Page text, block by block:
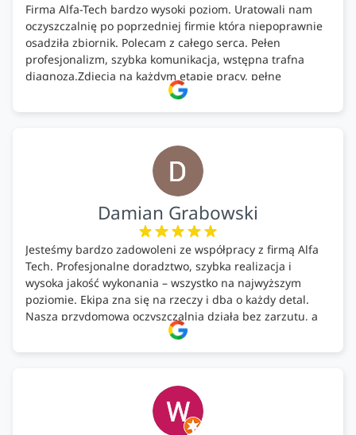
Firma Alfa-Tech bardzo wysoki poziom. Uratowali nam
oczyszczalnię po poprzedniej firmie która niepoprawnie
osadziła zbiornik. Polecam z całego serca. Pełen
profesjonalizm, szybka komunikacja, wstępna trafna
diagnoza.Zdjęcia na każdym etapie pracy, pełne
doradztwo.Dobrze wyszkoleni i znający się na rzeczy.
Podsumowując ekipa na wysokim poziomie, rzetelna.
Damian Grabowski
Jesteśmy bardzo zadowoleni ze współpracy z firmą Alfa
Tech. Profesjonalne doradztwo, szybka realizacja i
wysoka jakość wykonania – wszystko na najwyższym
poziomie. Ekipa zna się na rzeczy i dba o każdy detal.
Nasza przydomowa oczyszczalnia działa bez zarzutu, a
całość została wykonana zgodnie z terminem i
ustaleniami. Z czystym sumieniem polecamy Alfa Tech
ekologicznych rozwiązań!🍀